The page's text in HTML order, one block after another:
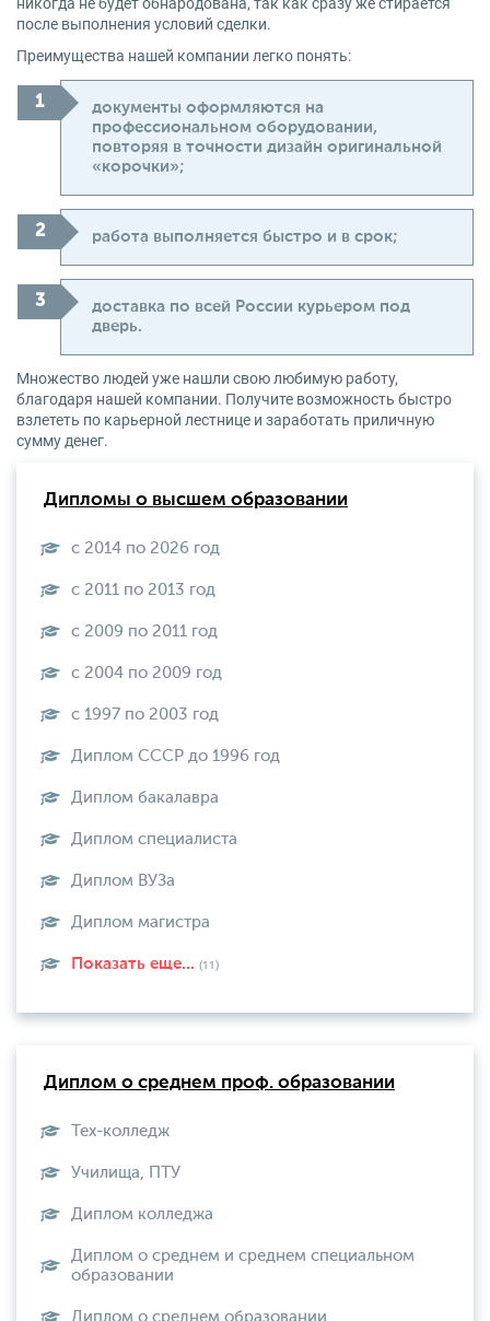
после выполнения условий сделки.
Преимущества нашей компании легко понять:
документы оформляются на
профессиональном оборудовании,
повторяя в точности дизайн оригинальной
«корочки»;
работа выполняется быстро и в срок;
доставка по всей России курьером под
дверь.
Множество людей уже нашли свою любимую работу,
благодаря нашей компании. Получите возможность быстро
взлететь по карьерной лестнице и заработать приличную
сумму денег.
Дипломы о высшем образовании
с 2014 по 2026 год
с 2011 по 2013 год
с 2009 по 2011 год
с 2004 по 2009 год
с 1997 по 2003 год
Диплом СССР до 1996 год
Диплом бакалавра
Диплом специалиста
Диплом ВУЗа
Диплом магистра
Показать еще... (11)
Диплом о среднем проф. образовании
Тех-колледж
Училища, ПТУ
Диплом колледжа
Диплом о среднем и среднем специальном
образовании
Диплом о среднем образовании